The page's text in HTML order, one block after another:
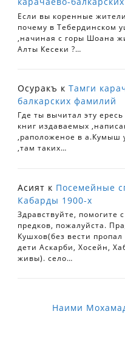
Если вы коренные
почему в Тебердинском
,начиная с горы Шоана
Алты Кесеки ?…
Осуракъ к Тамги
балкарских фамилий
Где ты вычитал эту
книг издаваемых
,раположеное в а.Кумыш
,там таких…
Асият к Посемейные
Кабарды 1900-х
Здравствуйте, помогите
предков, пожалуйста.
Кушхов(без вести
дети Аскарби, Хосейн,
живы). село…
Наими